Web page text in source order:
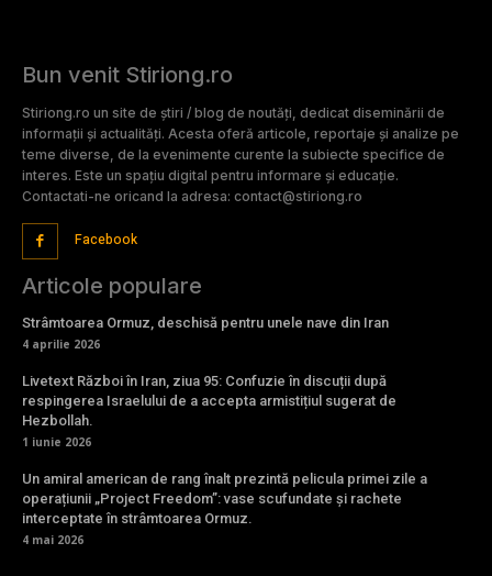
Bun venit Stiriong.ro
Stiriong.ro un site de știri / blog de noutăți, dedicat diseminării de
informații și actualități. Acesta oferă articole, reportaje și analize pe
teme diverse, de la evenimente curente la subiecte specifice de
interes. Este un spațiu digital pentru informare și educație.
Contactati-ne oricand la adresa: contact@stiriong.ro
Facebook
Articole populare
Strâmtoarea Ormuz, deschisă pentru unele nave din Iran
4 aprilie 2026
Livetext Război în Iran, ziua 95: Confuzie în discuții după
respingerea Israelului de a accepta armistițiul sugerat de
Hezbollah.
1 iunie 2026
Un amiral american de rang înalt prezintă pelicula primei zile a
operațiunii „Project Freedom”: vase scufundate și rachete
interceptate în strâmtoarea Ormuz.
4 mai 2026